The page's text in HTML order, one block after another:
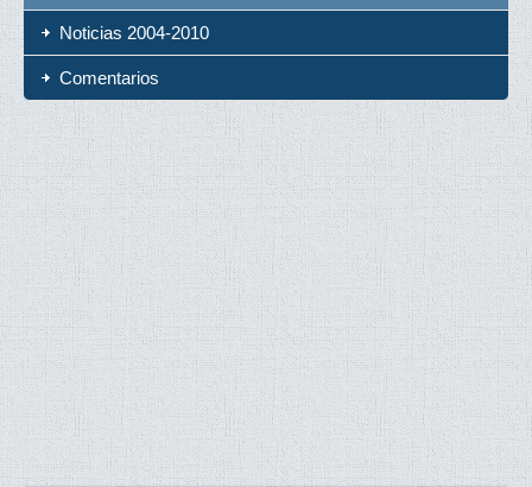
Noticias 2004-2010
Comentarios